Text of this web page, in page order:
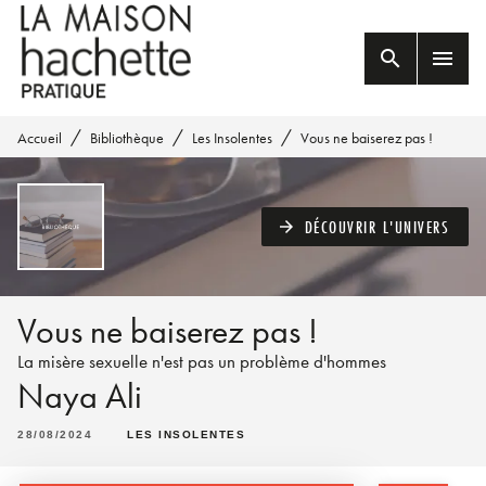
MENU RECHERCHE
PIED DE PAGE
search menu
Accueil / Bibliothèque / Les Insolentes / Vous ne baiserez pas !
arrow_forward DÉCOUVRIR L'UNIVERS
Vous ne baiserez pas !
La misère sexuelle n'est pas un problème d'hommes
Naya Ali
28/08/2024 LES INSOLENTES